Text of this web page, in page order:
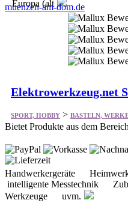
Europa (alt
muenzen-am-dom.de
Elektrowerkzeug.net
SPORT, HOBBY > BASTELN,
Bietet Produkte aus dem
Handwerkergeräte
intelligente Messtechnik
Werkzeuge uvm.